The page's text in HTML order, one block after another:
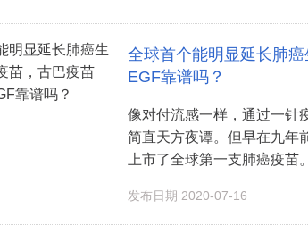
全球首个能明显延长肺
EGF靠谱吗？
像对付流感一样，通过一针
简直天方夜谭。但早在九年
上市了全球第一支肺癌疫苗
发布日期 2020-07-16